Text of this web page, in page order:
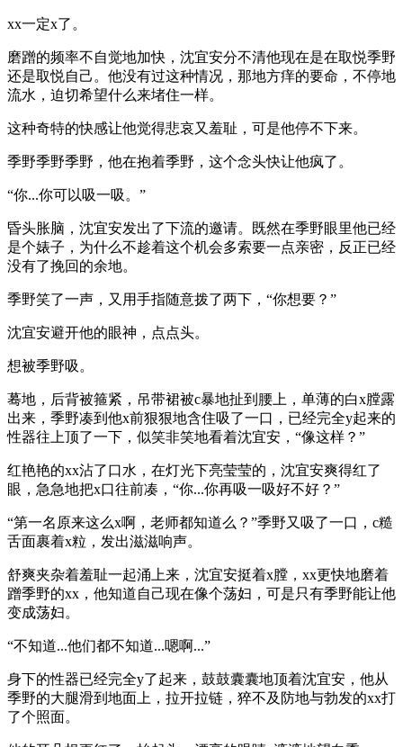
xx一定x了。
磨蹭的频率不自觉地加快，沈宜安分不清他现在是在取悦季野
还是取悦自己。他没有过这种情况，那地方痒的要命，不停地
流水，迫切希望什么来堵住一样。
这种奇特的快感让他觉得悲哀又羞耻，可是他停不下来。
季野季野季野，他在抱着季野，这个念头快让他疯了。
“你...你可以吸一吸。”
昏头胀脑，沈宜安发出了下流的邀请。既然在季野眼里他已经
是个婊子，为什么不趁着这个机会多索要一点亲密，反正已经
没有了挽回的余地。
季野笑了一声，又用手指随意拨了两下，“你想要？”
沈宜安避开他的眼神，点点头。
想被季野吸。
蓦地，后背被箍紧，吊带裙被c暴地扯到腰上，单薄的白x膛露
出来，季野凑到他x前狠狠地含住吸了一口，已经完全y起来的
性器往上顶了一下，似笑非笑地看着沈宜安，“像这样？”
红艳艳的xx沾了口水，在灯光下亮莹莹的，沈宜安爽得红了
眼，急急地把x口往前凑，“你...你再吸一吸好不好？”
“第一名原来这么x啊，老师都知道么？”季野又吸了一口，c糙
舌面裹着x粒，发出滋滋响声。
舒爽夹杂着羞耻一起涌上来，沈宜安挺着x膛，xx更快地磨着
蹭季野的xx，他知道自己现在像个荡妇，可是只有季野能让他
变成荡妇。
“不知道...他们都不知道...嗯啊...”
身下的性器已经完全y了起来，鼓鼓囊囊地顶着沈宜安，他从
季野的大腿滑到地面上，拉开拉链，猝不及防地与勃发的xx打
了个照面。